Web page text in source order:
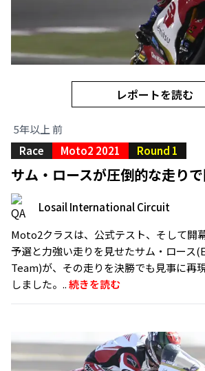
レポートを読む
5年以上 前
Race
Moto2 2021 Round 1
サム・ロースが圧倒的な走り
Losail International Circuit
Moto2クラスは、公式テスト、そして開
予選と力強い走りを見せたサム・ロース
Team)が、その走りを決勝でも見事に再
しました。..続きを読む